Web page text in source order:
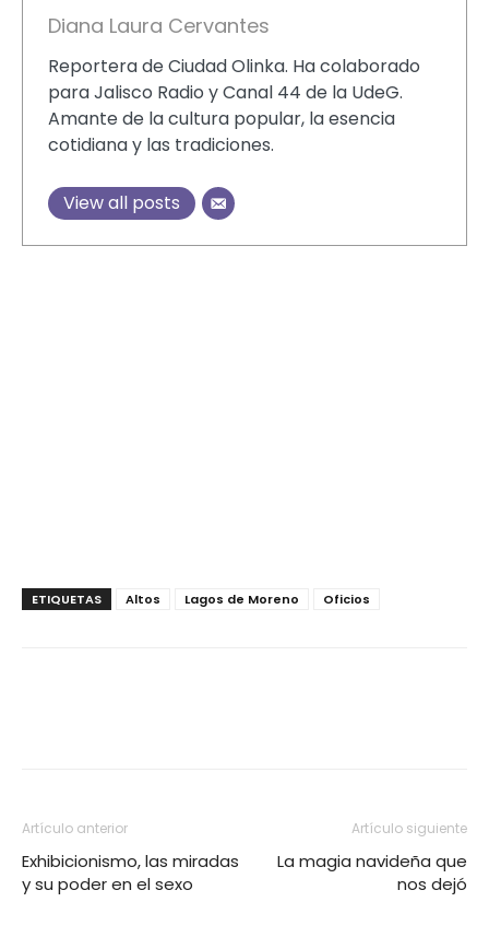
Diana Laura Cervantes
Reportera de Ciudad Olinka. Ha colaborado
para Jalisco Radio y Canal 44 de la UdeG.
Amante de la cultura popular, la esencia
cotidiana y las tradiciones.
View all posts
ETIQUETAS Altos Lagos de Moreno Oficios
Artículo anterior
Exhibicionismo, las miradas
y su poder en el sexo
Artículo siguiente
La magia navideña que
nos dejó